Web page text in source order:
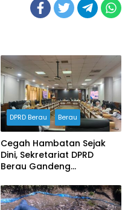
DPRD Berau Berau
Cegah Hambatan Sejak
Dini, Sekretariat DPRD
Berau Gandeng
Dokumen Manajemen
Risiko Tahun 2026